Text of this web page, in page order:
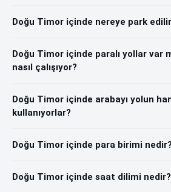
Doğu Timor içinde nereye park
Doğu Timor içinde paralı yollar var
nasıl çalışıyor?
Doğu Timor içinde arabayı yolun
kullanıyorlar?
Doğu Timor içinde para birimi nedir?
Doğu Timor içinde saat dilimi nedir?